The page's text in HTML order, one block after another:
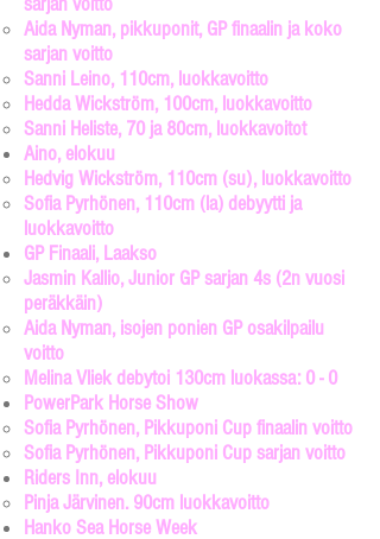
Aida Nyman, pikkuponit, GP finaalin ja koko
sarjan voitto
Sanni Leino, 110cm, luokkavoitto
Hedda Wickström, 100cm, luokkavoitto
Sanni Heliste, 70 ja 80cm, luokkavoitot
Aino, elokuu
Hedvig Wickström, 110cm (su), luokkavoitto​
Sofia Pyrhönen, 110cm (la) debyytti ja
luokkavoitto
GP Finaali, Laakso
Jasmin Kallio, Junior GP sarjan 4s (2n vuosi
peräkkäin)
Aida Nyman, isojen ponien GP osakilpailu
voitto​
Melina Vliek debytoi 130cm luokassa: 0 - 0
PowerPark Horse Show
Sofia Pyrhönen, Pikkuponi Cup finaalin voitto​
Sofia Pyrhönen, Pikkuponi Cup sarjan voitto
Riders Inn, elokuu
Pinja Järvinen. 90cm luokkavoitto​
Hanko Sea Horse Week